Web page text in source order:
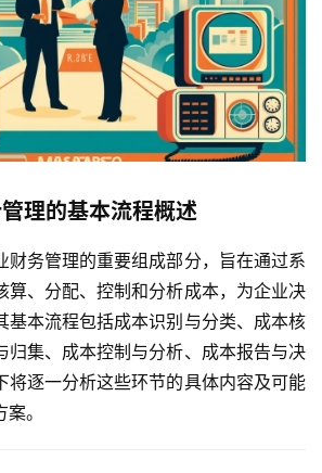
理的基本流程概述
财务管理的重要组成部分，旨在通过系
算、分配、控制和分析成本，为企业决
基本流程包括成本识别与分类、成本核
归集、成本控制与分析、成本报告与决
将逐一分析这些环节的具体内容及可能
。